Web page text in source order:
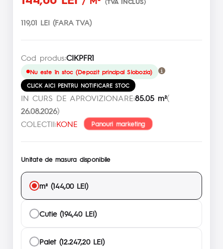
119,01 LEI (FARA TVA)
Cod produs:CIKPFR1
Nu este în stoc (Depozit principal Slobozia)
CLICK AICI PENTRU NOTIFICARE STOC
IN CURS DE APROVIZIONARE:85.05 m²(
26.08.2026)
COLECTII:KONE Panouri marketing
Unitate de masura disponibile
m² (144,00 LEI)
Cutie (194,40 LEI)
Palet (12.247,20 LEI)